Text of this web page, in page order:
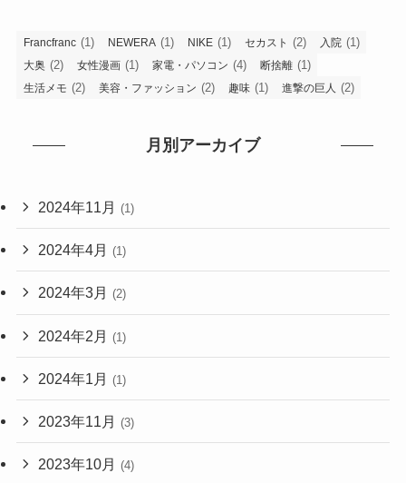
Francfranc (1) NEWERA (1) NIKE (1) セカスト (2) 入院 (1)
大奥 (2) 女性漫画 (1) 家電・パソコン (4) 断捨離 (1)
生活メモ (2) 美容・ファッション (2) 趣味 (1) 進撃の巨人 (2)
月別アーカイブ
2024年11月 (1)
2024年4月 (1)
2024年3月 (2)
2024年2月 (1)
2024年1月 (1)
2023年11月 (3)
2023年10月 (4)